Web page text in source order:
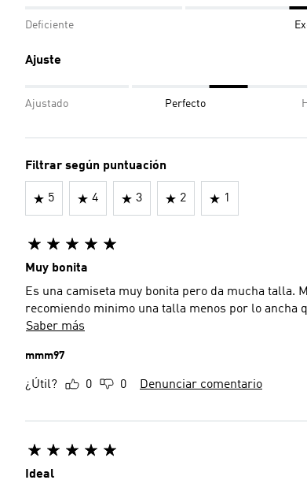
Deficiente
Ajuste
Ajustado Perfecto
Filtrar según puntuación
5 4 3 2 1
Muy bonita
Es una camiseta muy bonita pero da mucha talla.
recomiendo minimo una talla menos por lo ancha
Saber más
mmm97
¿Útil? 0 0 Denunciar comentario
Ideal